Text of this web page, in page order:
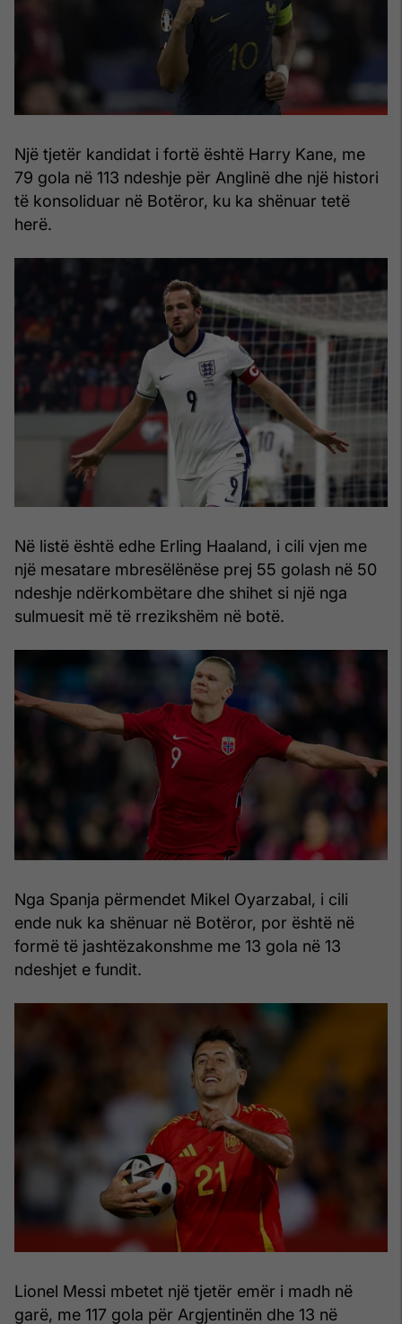
Një tjetër kandidat i fortë është Harry Kane, me
79 gola në 113 ndeshje për Anglinë dhe një histori
të konsoliduar në Botëror, ku ka shënuar tetë
herë.
Në listë është edhe Erling Haaland, i cili vjen me
një mesatare mbresëlënëse prej 55 golash në 50
ndeshje ndërkombëtare dhe shihet si një nga
sulmuesit më të rrezikshëm në botë.
Nga Spanja përmendet Mikel Oyarzabal, i cili
ende nuk ka shënuar në Botëror, por është në
formë të jashtëzakonshme me 13 gola në 13
ndeshjet e fundit.
Lionel Messi mbetet një tjetër emër i madh në
garë, me 117 gola për Argjentinën dhe 13 në